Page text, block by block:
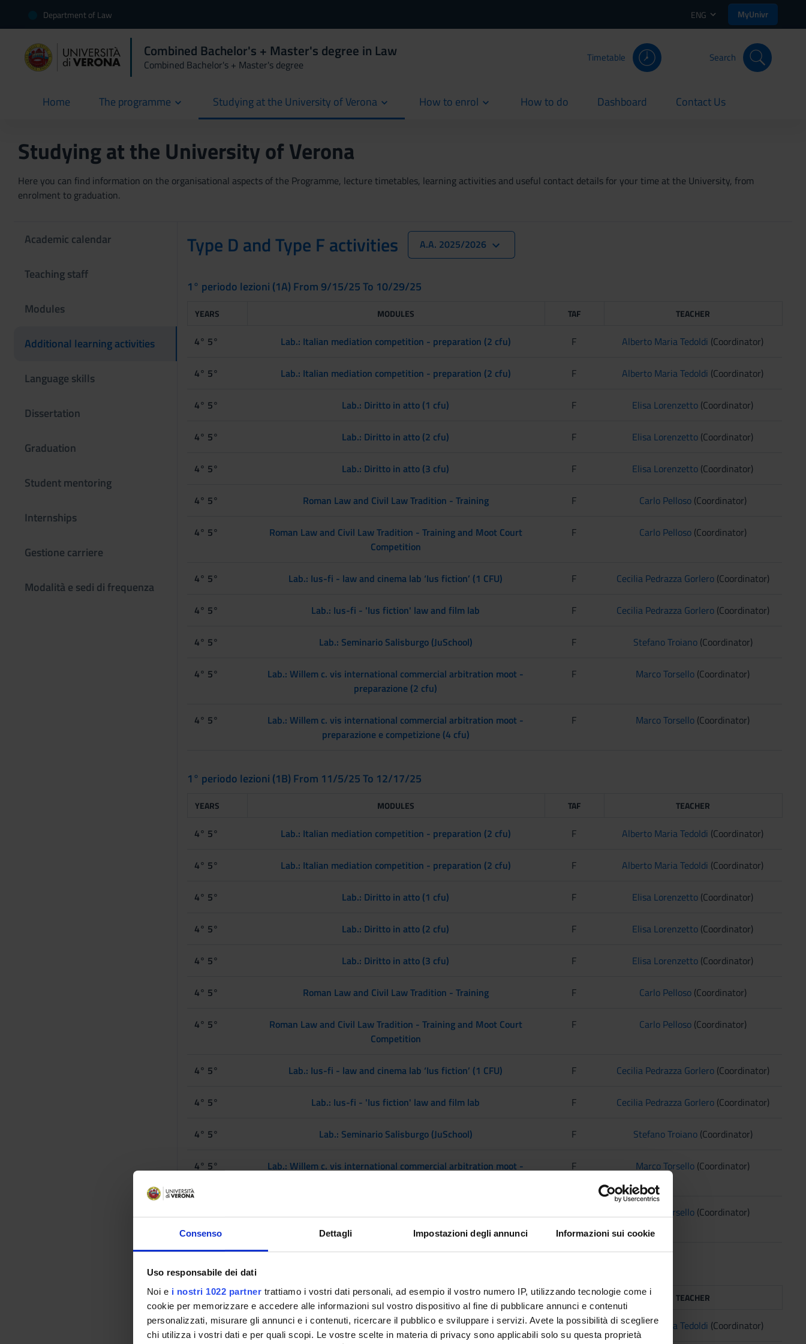
Consenso Dettagli Impostazioni degli annunci Informazioni sui cookie
Uso responsabile dei dati
Noi e i nostri 1022 partner trattiamo i vostri dati personali, ad esempio il vostro numero IP, utilizzando tecnologie come i
cookie per memorizzare e accedere alle informazioni sul vostro dispositivo al fine di pubblicare annunci e contenuti
personalizzati, misurare gli annunci e i contenuti, ricercare il pubblico e sviluppare i servizi. Avete la possibilità di scegliere
chi utilizza i vostri dati e per quali scopi. Le vostre scelte in materia di privacy sono applicabili solo su questa proprietà
Department of Law ENG MyUnivr
Combined Bachelor's + Master's degree in Law
Combined Bachelor's + Master's degree
Timetable Search
Home
current The programme Studying at the University of Verona How to enrol How to do
current Dashboard
current Contact Us
current
Studying at the University of Verona
Here you can find information on the organisational aspects of the Programme, lecture timetables, learning activities and useful contact details for your time at the University, from
enrolment to graduation.
Academic calendar
Teaching staff
Modules
Additional learning activities
Language skills
Dissertation
Graduation
Student mentoring
Internships
Gestione carriere
Modalità e sedi di frequenza
Type D and Type F activities A.A. 2025/2026
1° periodo lezioni (1A) From 9/15/25 To 10/29/25
YEARS MODULES TAF TEACHER
4° 5° Lab.: Italian mediation competition - preparation (2 cfu) F Alberto Maria Tedoldi (Coordinator)
4° 5° Lab.: Italian mediation competition - preparation (2 cfu) F Alberto Maria Tedoldi (Coordinator)
4° 5° Lab.: Diritto in atto (1 cfu) F Elisa Lorenzetto (Coordinator)
4° 5° Lab.: Diritto in atto (2 cfu) F Elisa Lorenzetto (Coordinator)
4° 5° Lab.: Diritto in atto (3 cfu) F Elisa Lorenzetto (Coordinator)
4° 5° Roman Law and Civil Law Tradition - Training F Carlo Pelloso(Coordinator)
4° 5°
Roman Law and Civil Law Tradition - Training and Moot Court
Competition
F Carlo Pelloso(Coordinator)
4° 5° Lab.: Ius-fi - law and cinema lab ‘Ius fiction’ (1 CFU) F Cecilia Pedrazza Gorlero(Coordinator)
4° 5° Lab.: Ius-fi - 'Ius fiction' law and film lab F Cecilia Pedrazza Gorlero(Coordinator)
4° 5° Lab.: Seminario Salisburgo (JuSchool) F Stefano Troiano(Coordinator)
4° 5°
Lab.: Willem c. vis international commercial arbitration moot -
preparazione (2 cfu)
F Marco Torsello (Coordinator)
4° 5°
Lab.: Willem c. vis international commercial arbitration moot -
preparazione e competizione (4 cfu)
F Marco Torsello (Coordinator)
1° periodo lezioni (1B) From 11/5/25 To 12/17/25
YEARS MODULES TAF TEACHER
4° 5° Lab.: Italian mediation competition - preparation (2 cfu) F Alberto Maria Tedoldi (Coordinator)
4° 5° Lab.: Italian mediation competition - preparation (2 cfu) F Alberto Maria Tedoldi (Coordinator)
4° 5° Lab.: Diritto in atto (1 cfu) F Elisa Lorenzetto (Coordinator)
4° 5° Lab.: Diritto in atto (2 cfu) F Elisa Lorenzetto (Coordinator)
4° 5° Lab.: Diritto in atto (3 cfu) F Elisa Lorenzetto (Coordinator)
4° 5° Roman Law and Civil Law Tradition - Training F Carlo Pelloso(Coordinator)
4° 5°
Roman Law and Civil Law Tradition - Training and Moot Court
Competition
F Carlo Pelloso(Coordinator)
4° 5° Lab.: Ius-fi - law and cinema lab ‘Ius fiction’ (1 CFU) F Cecilia Pedrazza Gorlero(Coordinator)
4° 5° Lab.: Ius-fi - 'Ius fiction' law and film lab F Cecilia Pedrazza Gorlero(Coordinator)
4° 5° Lab.: Seminario Salisburgo (JuSchool) F Stefano Troiano(Coordinator)
4° 5°
Lab.: Willem c. vis international commercial arbitration moot -
F Marco Torsello (Coordinator)
preparazione e competizione (4 cfu)
Marco Torsello (Coordinator)
2° periodo lezioni (2A) From 2/11/26 To 3/24/26
YEARS MODULES TAF TEACHER
4° 5° Lab.: Italian mediation competition - preparation (2 cfu) F Alberto Maria Tedoldi (Coordinator)